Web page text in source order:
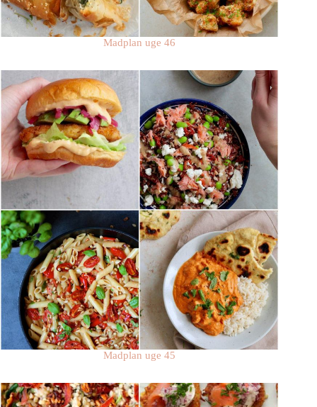
Madplan uge 46
Madplan uge 45